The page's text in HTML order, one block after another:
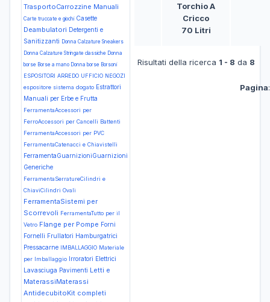
TrasportoCarrozzine Manuali
Carte truccate e giochi Casette
Deambulatori Detergenti e
Sanitizzanti Donna Calzature Sneakers
Donna Calzature Stringate classiche Donna
borse Borse a mano Donna borse Borsoni
ESPOSITORI ARREDO UFFICIO NEGOZI
espositore sistema dogato Estrattori
Manuali per Erbe e Frutta
FerramentaAccessori per
FerroAccessori per Cancelli Battenti
FerramentaAccessori per PVC
FerramentaCatenacci e Chiavistelli
FerramentaGuarnizioniGuarnizioni
Generiche
FerramentaSerratureCilindri e
ChiaviCilindri Ovali
FerramentaSistemi per
Scorrevoli FerramentaTutto per il
Vetro Flange per Pompe Forni
Fornelli Frullatori Hamburgatrici
Pressacarne IMBALLAGGIO Materiale
per Imballaggio Irroratori Elettrici
Lavasciuga Pavimenti Letti e
MaterassiMaterassi
AntidecubitoKit completi
Torchio A
Cricco
70 Litri
Risultati della ricerca 1 - 8 da 8
Pagina